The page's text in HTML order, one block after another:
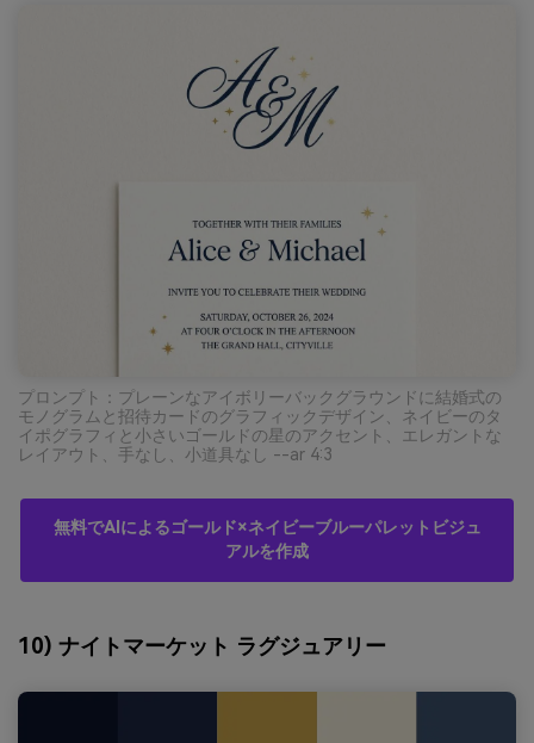
プロンプト：プレーンなアイボリーバックグラウンドに結婚式の
モノグラムと招待カードのグラフィックデザイン、ネイビーのタ
イポグラフィと小さいゴールドの星のアクセント、エレガントな
レイアウト、手なし、小道具なし --ar 4:3
無料でAIによるゴールド×ネイビーブルーパレットビジュ
アルを作成
10) ナイトマーケット ラグジュアリー